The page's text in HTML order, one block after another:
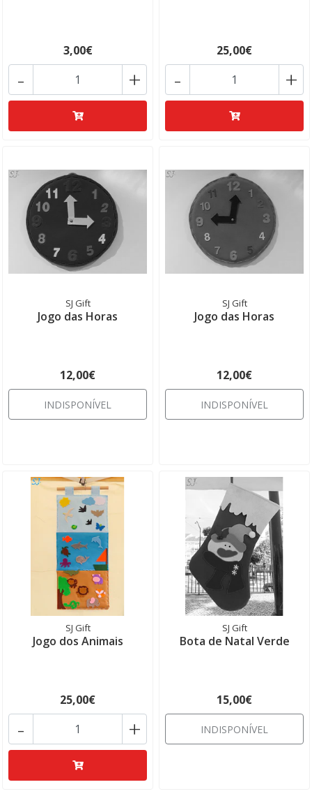
3,00€
+
-
25,00€
+
-
SJ Gift
Jogo das Horas
12,00€
INDISPONÍVEL
SJ Gift
Jogo das Horas
12,00€
INDISPONÍVEL
SJ Gift
Jogo dos Animais
25,00€
+
-
SJ Gift
Bota de Natal Verde
15,00€
INDISPONÍVEL